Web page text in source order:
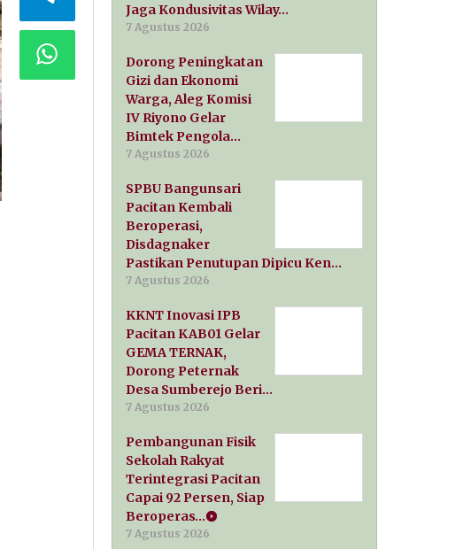
Jaga Kondusivitas Wilay…
7 Agustus 2026
Dorong Peningkatan
Gizi dan Ekonomi
Warga, Aleg Komisi
IV Riyono Gelar
Bimtek Pengola…
7 Agustus 2026
SPBU Bangunsari
Pacitan Kembali
Beroperasi,
Disdagnaker
Pastikan Penutupan Dipicu Ken…
7 Agustus 2026
KKNT Inovasi IPB
Pacitan KAB01 Gelar
GEMA TERNAK,
Dorong Peternak
Desa Sumberejo Beri…
7 Agustus 2026
Pembangunan Fisik
Sekolah Rakyat
Terintegrasi Pacitan
Capai 92 Persen, Siap
Beroperas…
7 Agustus 2026